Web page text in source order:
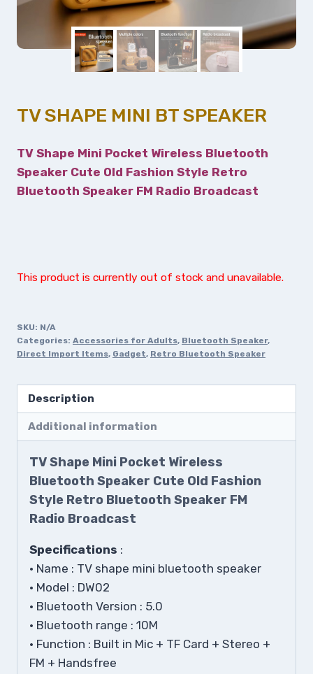
TV SHAPE MINI BT SPEAKER
TV Shape Mini Pocket Wireless Bluetooth
Speaker Cute Old Fashion Style Retro
Bluetooth Speaker FM Radio Broadcast
This product is currently out of stock and unavailable.
SKU: N/A
Categories: Accessories for Adults, Bluetooth Speaker,
Direct Import Items, Gadget, Retro Bluetooth Speaker
Description
Additional information
TV Shape Mini Pocket Wireless
Bluetooth Speaker Cute Old Fashion
Style Retro Bluetooth Speaker FM
Radio Broadcast
Specifications :
• Name : TV shape mini bluetooth speaker
• Model : DW02
• Bluetooth Version : 5.0
• Bluetooth range : 10M
• Function : Built in Mic + TF Card + Stereo +
FM + Handsfree